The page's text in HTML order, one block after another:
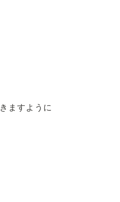
きますように